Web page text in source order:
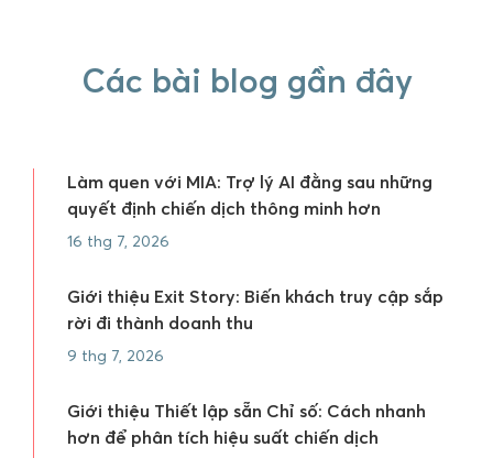
Các bài blog gần đây
Làm quen với MIA: Trợ lý AI đằng sau những
quyết định chiến dịch thông minh hơn
16 thg 7, 2026
Giới thiệu Exit Story: Biến khách truy cập sắp
rời đi thành doanh thu
9 thg 7, 2026
Giới thiệu Thiết lập sẵn Chỉ số: Cách nhanh
hơn để phân tích hiệu suất chiến dịch